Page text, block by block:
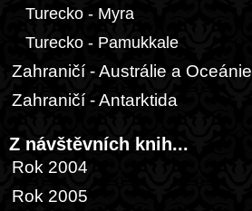
Turecko - Myra
Turecko - Pamukkale
Zahraničí - Austrálie a Oceánie
Zahraničí - Antarktida
Z návštěvních knih...
Rok 2004
Rok 2005